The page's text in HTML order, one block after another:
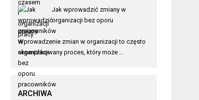
Jak wprowadzić zmiany w
organizacji bez oporu
pracowników
Wprowadzenie zmian w organizacji to często
skomplikowany proces, który może …
ARCHIWA